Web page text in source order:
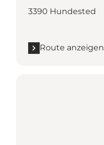
3390 Hundested
Route anzeigen